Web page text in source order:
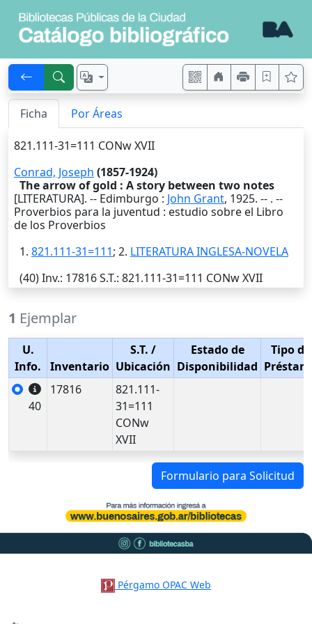
Ficha Por Áreas
821.111-31=111 CONw XVII
Conrad, Joseph (1857-1924)
The arrow of gold : A story between two notes
[LITERATURA]. -- Edimburgo : John Grant, 1925. -- . --
Proverbios para la juventud : estudio sobre el Libro
de los Proverbios
1. 821.111-31=111; 2. LITERATURA INGLESA-NOVELA
(40)Inv.: 17816S.T.: 821.111-31=111 CONw XVII
1 Ejemplar
U.
Info.
Inventario
S.T. /
Ubicación
Estado de
Disponibilidad
Tipo de
40
17816
821.111-
31=111
CONw
XVII
Formulario para Solicitud
Pérgamo OPAC Web